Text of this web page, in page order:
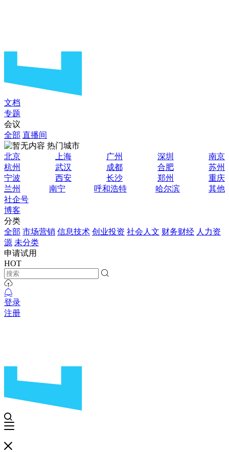
文档
专题
会议
全部 直播间
热门城市
北京
上海 广州 深圳
南京
杭州
武汉 成都 合肥
苏州
宁波
西安 长沙 郑州
重庆
兰州
南宁 呼和浩特 哈尔滨
其他
社企号
博客
分类
全部 市场营销 信息技术 创业投资 社会人文 财务财经 人力资
源 未分类
申请试用
HOT
登录
注册